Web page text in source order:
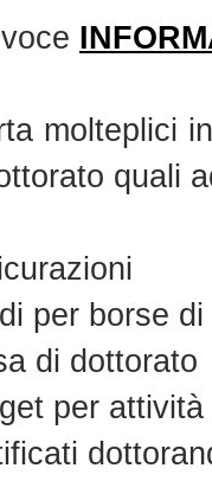
molteplici
quali
per borse
di dottorato
per